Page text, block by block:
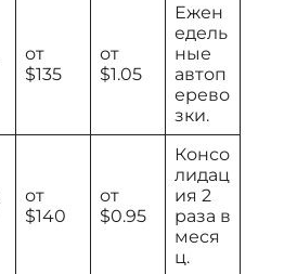
от
$135
от
$1.05
Ежен
едель
ные
автоп
ерево
зки.
от
$140
от
$0.95
Консо
лидац
ия 2
раза в
меся
ц.